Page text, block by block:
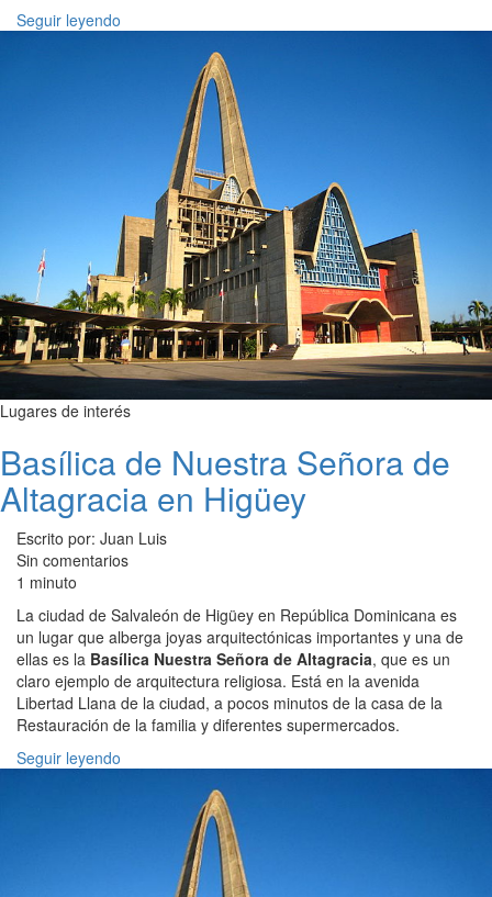
Seguir leyendo
Lugares de interés
Basílica de Nuestra Señora de
Altagracia en Higüey
Escrito por: Juan Luis
Sin comentarios
1 minuto
La ciudad de Salvaleón de Higüey en República Dominicana es
un lugar que alberga joyas arquitectónicas importantes y una de
ellas es la Basílica Nuestra Señora de Altagracia, que es un
claro ejemplo de arquitectura religiosa. Está en la avenida
Libertad Llana de la ciudad, a pocos minutos de la casa de la
Restauración de la familia y diferentes supermercados.
Seguir leyendo